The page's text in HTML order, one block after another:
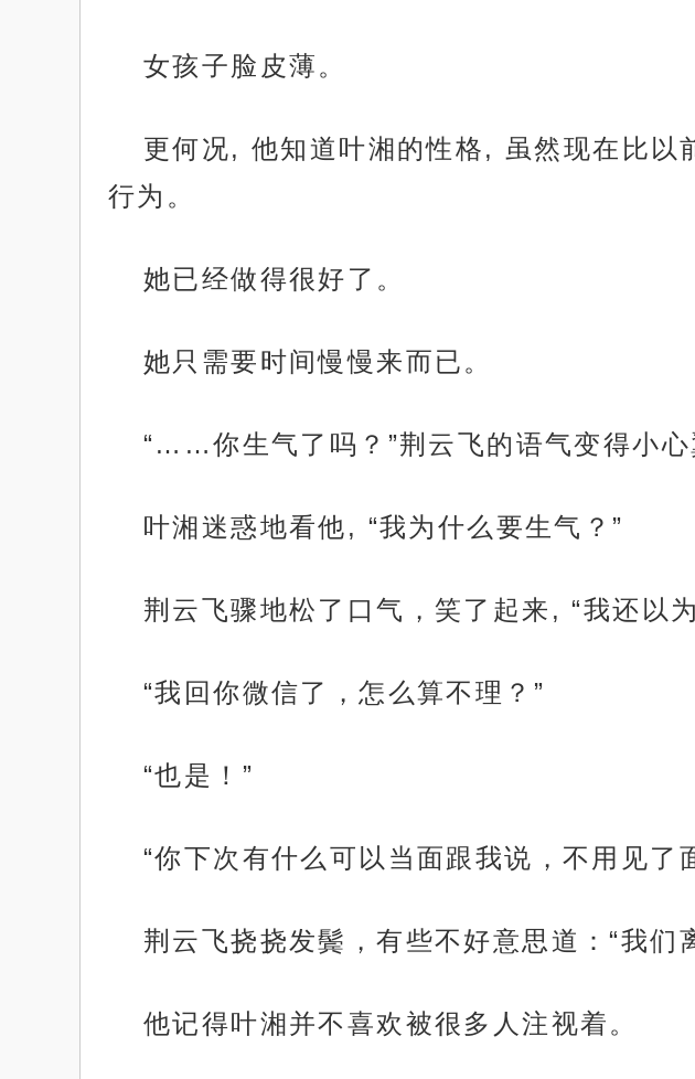
女孩子脸皮薄。
更何况, 他知道叶湘的性格, 虽然现在比以
行为。
她已经做得很好了。
她只需要时间慢慢来而已。
“……你生气了吗？”荆云飞的语气变得小心
叶湘迷惑地看他, “我为什么要生气？”
荆云飞骤地松了口气，笑了起来, “我还以
“我回你微信了，怎么算不理？”
“也是！”
“你下次有什么可以当面跟我说，不用见了
荆云飞挠挠发鬓，有些不好意思道：“我
他记得叶湘并不喜欢被很多人注视着。